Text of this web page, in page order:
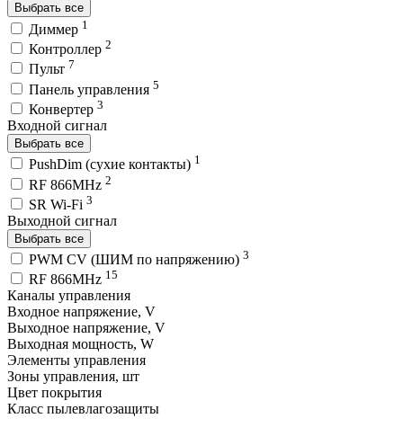
Выбрать все
Диммер 1
Контроллер 2
Пульт 7
Панель управления 5
Конвертер 3
Входной сигнал
Выбрать все
PushDim (сухие контакты) 1
RF 866MHz 2
SR Wi-Fi 3
Выходной сигнал
Выбрать все
PWM СV (ШИМ по напряжению) 3
RF 866MHz 15
Каналы управления
Входное напряжение, V
Выходное напряжение, V
Выходная мощность, W
Элементы управления
Зоны управления, шт
Цвет покрытия
Класс пылевлагозащиты